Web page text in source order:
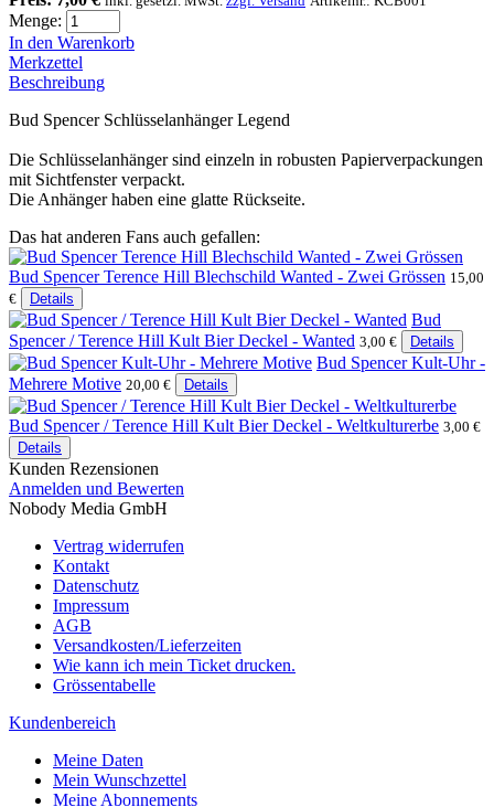
Menge:
In den Warenkorb
Merkzettel
Beschreibung
Bud Spencer Schlüsselanhänger Legend
Die Schlüsselanhänger sind einzeln in robusten Papierverpackungen
mit Sichtfenster verpackt.
Die Anhänger haben eine glatte Rückseite.
Das hat anderen Fans auch gefallen:
Bud Spencer Terence Hill Blechschild Wanted - Zwei Grössen 15,00
€
Details
Bud
Spencer / Terence Hill Kult Bier Deckel - Wanted 3,00 € Details
Bud Spencer Kult-Uhr -
Mehrere Motive 20,00 € Details
Bud Spencer / Terence Hill Kult Bier Deckel - Weltkulturerbe 3,00 €
Details
Kunden Rezensionen
Anmelden und Bewerten
Nobody Media GmbH
Vertrag widerrufen
Kontakt
Datenschutz
Impressum
AGB
Versandkosten/Lieferzeiten
Wie kann ich mein Ticket drucken.
Grössentabelle
Kundenbereich
Meine Daten
Mein Wunschzettel
Meine Abonnements